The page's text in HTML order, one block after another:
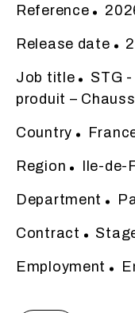
Reference
Release date
Job title
STG
produit –
Country
Region Ile-de-
Department
Contract
Employment